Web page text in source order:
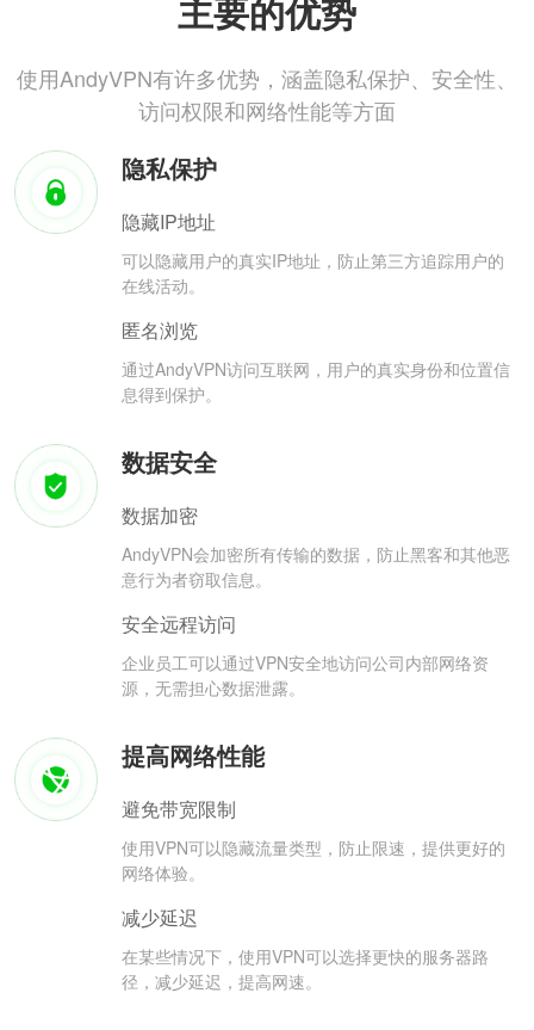
主要的优势
使用AndyVPN有许多优势，涵盖隐私保护、安全性、
访问权限和网络性能等方面
隐私保护
隐藏IP地址
可以隐藏用户的真实IP地址，防止第三方追踪用户的
在线活动。
匿名浏览
通过AndyVPN访问互联网，用户的真实身份和位置信
息得到保护。
数据安全
数据加密
AndyVPN会加密所有传输的数据，防止黑客和其他恶
意行为者窃取信息。
安全远程访问
企业员工可以通过VPN安全地访问公司内部网络资
源，无需担心数据泄露。
提高网络性能
避免带宽限制
使用VPN可以隐藏流量类型，防止限速，提供更好的
网络体验。
减少延迟
在某些情况下，使用VPN可以选择更快的服务器路
径，减少延迟，提高网速。